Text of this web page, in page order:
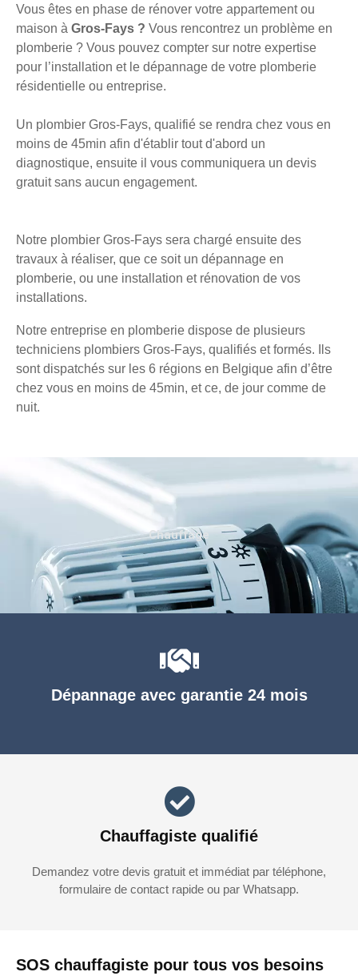
Vous êtes en phase de rénover votre appartement ou
maison à Gros-Fays ? Vous rencontrez un problème en
plomberie ? Vous pouvez compter sur notre expertise
pour l’installation et le dépannage de votre plomberie
résidentielle ou entreprise.
Un plombier Gros-Fays, qualifié se rendra chez vous en
moins de 45min afin d'établir tout d'abord un
diagnostique, ensuite il vous communiquera un devis
gratuit sans aucun engagement.
Notre plombier Gros-Fays sera chargé ensuite des
travaux à réaliser, que ce soit un dépannage en
plomberie, ou une installation et rénovation de vos
installations.
Notre entreprise en plomberie dispose de plusieurs
techniciens plombiers Gros-Fays, qualifiés et formés. Ils
sont dispatchés sur les 6 régions en Belgique afin d’être
chez vous en moins de 45min, et ce, de jour comme de
nuit.
SOS chauffagiste pour tous vos besoins
Dépannage avec garantie 24 mois
Chauffagiste qualifié
Demandez votre devis gratuit et immédiat par téléphone,
formulaire de contact rapide ou par Whatsapp.
Chauffage